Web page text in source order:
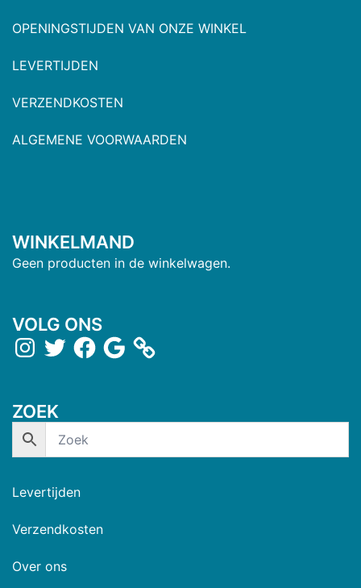
OPENINGSTIJDEN VAN ONZE WINKEL
LEVERTIJDEN
VERZENDKOSTEN
ALGEMENE VOORWAARDEN
WINKELMAND
Geen producten in de winkelwagen.
VOLG ONS
ZOEK
Levertijden
Verzendkosten
Over ons